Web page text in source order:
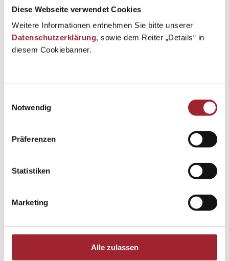
Diese Webseite verwendet Cookies
Weitere Informationen entnehmen Sie bitte unserer
Datenschutzerklärung, sowie dem Reiter „Details“ in
diesem Cookiebanner.
Notwendig
Präferenzen
Statistiken
Marketing
Alle zulassen